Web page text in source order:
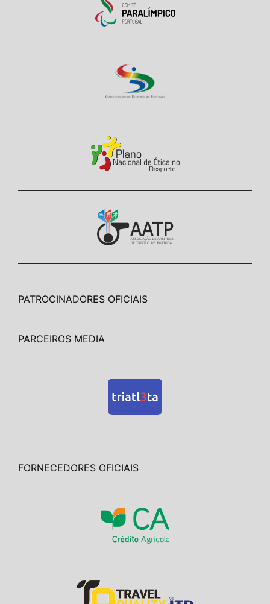
PATROCINADORES OFICIAIS
PARCEIROS MEDIA
FORNECEDORES OFICIAIS